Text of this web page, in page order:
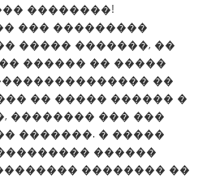
��������!
��� ���������
����� �������, ��
������ �� �����
��
�� ����� ������ �
�������� ��� ���
�������. � �����
������
�������� ��